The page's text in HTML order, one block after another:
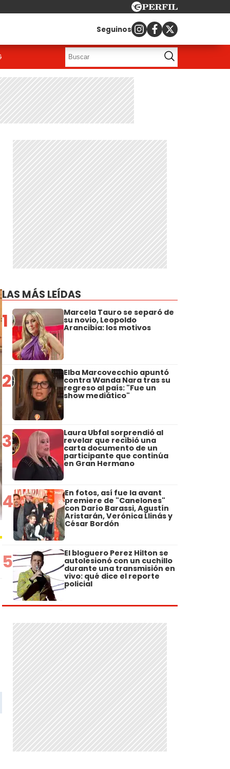
Seguinos
LAS MÁS LEÍDAS
1 Marcela Tauro se separó de
su novio, Leopoldo
Arancibia: los motivos
2 Elba Marcovecchio apuntó
contra Wanda Nara tras su
regreso al país: "Fue un
show mediático"
3 Laura Ubfal sorprendió al
revelar que recibió una
carta documento de un
participante que continúa
en Gran Hermano
4 En fotos, así fue la avant
premiere de "Canelones"
con Darío Barassi, Agustín
Aristarán, Verónica Llinás y
César Bordón
5 El bloguero Perez Hilton se
autolesionó con un cuchillo
durante una transmisión en
vivo: qué dice el reporte
policial